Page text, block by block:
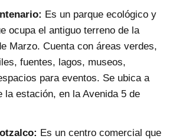
Es un parque ecológico y
ocupa el antiguo terreno de la
Marzo. Cuenta con áreas verdes,
fuentes, lagos, museos,
para eventos. Se ubica a
la estación, en la Avenida 5 de
Es un centro comercial que